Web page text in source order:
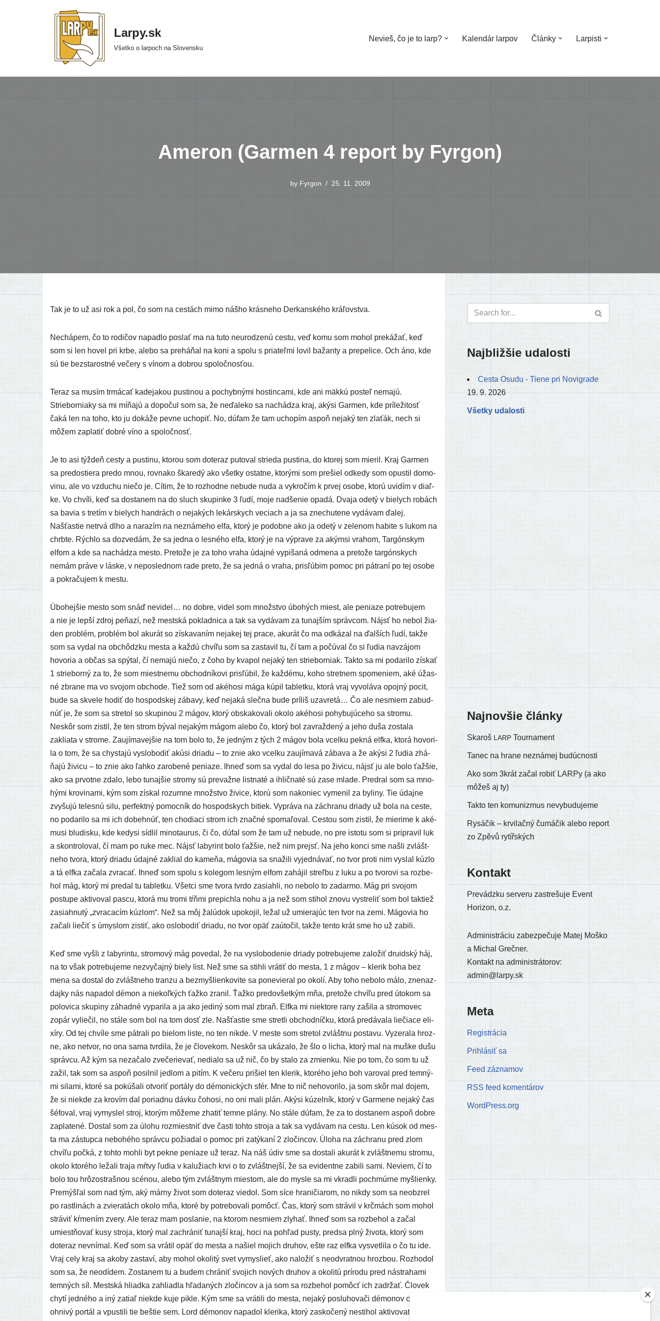
Larpy.sk
Všetko o larpoch na Slovensku
Nevieš, čo je to larp? Kalendár larpov Články Larpisti
Ameron (Garmen 4 report by Fyrgon)
by Fyrgon 25. 11. 2009
Tak je to už asi rok a pol, čo som na ces­tách mimo náš­ho krás­ne­ho Derkanského kráľovstva.
Nechápem, čo to rodi­čov napad­lo poslať ma na tuto neuro­dze­nú ces­tu, veď komu som mohol pre­ká­žať, keď
som si len hovel pri krbe, ale­bo sa pre­há­ňal na koni a spo­lu s pria­teľ­mi lovil bažan­ty a pre­pe­li­ce. Och áno, kde
sú tie bez­sta­rost­né veče­ry s vínom a dob­rou spoločnosťou.
Teraz sa musím trmá­cať kade­ja­kou pus­ti­nou a pochyb­ný­mi hos­tin­ca­mi, kde ani mäk­kú posteľ nema­jú.
Strieborniaky sa mi míňa­jú a dopo­čul som sa, že neďa­le­ko sa nachá­dza kraj, aký­si Garmen, kde prí­le­ži­tosť
čaká len na toho, kto ju doká­že pev­ne ucho­piť. No, dúfam že tam ucho­pím aspoň neja­ký ten zla­ťák, nech si
môžem zapla­tiť dob­ré víno a spoločnosť.
Je to asi týž­deň ces­ty a pus­ti­nu, kto­rou som dote­raz puto­val strie­da pus­ti­na, do kto­rej som mie­ril. Kraj Garmen
sa pre­dos­tie­ra pre­do mnou, rov­na­ko ška­re­dý ako všet­ky ostat­ne, kto­rý­mi som pre­šiel odke­dy som opus­til domo­
vi­nu, ale vo vzdu­chu nie­čo je. Cítim, že to roz­hod­ne nebu­de nuda a vykro­čím k prvej oso­be, kto­rú uvi­dím v diaľ­
ke. Vo chví­li, keď sa dosta­nem na do sluch sku­pin­ke 3 ľudí, moje nad­še­nie opa­dá. Dvaja ode­tý v bie­lych robách
sa bavia s tre­tím v bie­lych han­drách o neja­kých lekár­skych veciach a ja sa zne­chu­te­ne vydá­vam ďalej.
Našťastie netr­vá dlho a nara­zím na nezná­me­ho elfa, kto­rý je podob­ne ako ja ode­tý v zele­nom habi­te s lukom na
chrb­te. Rýchlo sa dozve­dám, že sa jed­na o les­né­ho elfa, kto­rý je na výpra­ve za akým­si vra­hom, Targónskym
elfom a kde sa nachá­dza mes­to. Pretože je za toho vra­ha údaj­né vypi­ša­ná odme­na a pre­to­že tar­gón­skych
nemám prá­ve v lás­ke, v nepo­sled­nom rade pre­to, že sa jed­ná o vra­ha, pri­sľú­bim pomoc pri pát­ra­ní po tej oso­be
a pokra­ču­jem k mestu.
Úbohejšie mes­to som snáď nevi­del… no dob­re, videl som množ­stvo úbo­hých miest, ale penia­ze potre­bu­jem
a nie je lep­ší zdroj peňa­zí, než mest­ská poklad­ni­ca a tak sa vydá­vam za tunaj­ším správ­com. Nájsť ho nebol žia­
den prob­lém, prob­lém bol aku­rát so zís­ka­va­ním neja­kej tej pra­ce, aku­rát čo ma odká­zal na ďal­ších ľudí, tak­že
som sa vydal na obchôdz­ku mes­ta a kaž­dú chví­ľu som sa zasta­vil tu, čí tam a počú­val čo si ľudia navzá­jom
hovo­ria a občas sa spý­tal, čí nema­jú nie­čo, z čoho by kva­pol neja­ký ten strie­bor­niak. Takto sa mi poda­ri­lo zís­kať
1 strie­bor­ný za to, že som miest­ne­mu obchod­ní­ko­vi pri­sľú­bil, že kaž­dé­mu, koho stret­nem spo­me­niem, aké úžas­
né zbra­ne ma vo svo­jom obcho­de. Tiež som od aké­ho­si mága kúpil tab­let­ku, kto­rá vraj vyvo­lá­va opoj­ný pocit,
bude sa skve­le hodiť do hos­pod­skej zába­vy, keď neja­ká sleč­na bude prí­liš uzav­re­tá… Čo ale nesmiem zabud­
núť je, že som sa stre­tol so sku­pi­nou 2 mágov, kto­rý obska­ko­va­li oko­lo aké­ho­si pohy­bu­jú­ce­ho sa stro­mu.
Neskôr som zis­til, že ten strom býval neja­kým mágom ale­bo čo, kto­rý bol zavraž­de­ný a jeho duša zosta­la
zaklia­ta v stro­me. Zaujímavejšie na tom bolo to, že jed­ným z tých 2 mágov bola vcel­ku pek­ná elf­ka, kto­rá hovo­ri­
la o tom, že sa chys­ta­jú vyslo­bo­diť akú­si dria­du – to znie ako vcel­ku zau­jí­ma­vá zába­va a že aký­si 2 ľudia zhá­
ňa­jú živi­cu – to znie ako ľah­ko zaro­be­né penia­ze. Ihneď som sa vydal do lesa po živi­cu, nájsť ju ale bolo ťaž­šie,
ako sa prvot­ne zda­lo, lebo tunaj­šie stro­my sú pre­važ­ne list­na­té a ihlič­na­té sú zase mla­de. Predral som sa mno­
hý­mi kro­vi­na­mi, kým som zís­kal roz­um­ne množ­stvo živi­ce, kto­rú som nako­niec vyme­nil za byli­ny. Tie údaj­ne
zvy­šu­jú teles­nú silu, per­fekt­ný pomoc­ník do hos­pod­skych bitiek. Vypráva na záchra­nu dria­dy už bola na ces­te,
no poda­ri­lo sa mi ich dobe­hnúť, ten cho­dia­ci strom ich znač­né spo­ma­ľo­val. Cestou som zis­til, že mie­ri­me k aké­
mu­si blu­dis­ku, kde kedy­si síd­lil mino­tau­rus, či čo, dúfal som že tam už nebu­de, no pre isto­tu som si pri­pra­vil luk
a skon­tro­lo­val, čí mam po ruke mec. Nájsť laby­rint bolo ťaž­šie, než nim prejsť. Na jeho kon­ci sme našli zvlášt­
ne­ho tvo­ra, kto­rý dria­du údaj­né zaklial do kame­ňa, mágo­via sa sna­ži­li vyjed­ná­vať, no tvor pro­ti nim vyslal kúz­lo
a tá elf­ka zača­la zvra­cať. Ihneď som spo­lu s kole­gom les­ným elfom zahá­jil streľ­bu z luku a po tvo­ro­vi sa roz­be­
hol mág, kto­rý mi pre­dal tu tab­let­ku. Všetci sme tvo­ra tvrdo zasiah­li, no nebo­lo to zadar­mo. Mág pri svo­jom
postu­pe akti­vo­val pas­cu, kto­rá mu tro­mi tŕň­mi pre­pich­la nohu a ja než som sti­hol zno­vu vystre­liť som bol tak­tiež
zasia­hnu­tý „zvra­ca­cím kúzlom“. Než sa môj žalú­dok upo­ko­jil, ležal už umie­ra­júc ten tvor na zemi. Mágovia ho
zača­li lie­čiť s úmys­lom zis­tiť, ako oslo­bo­diť dria­du, no tvor opäť zaú­to­čil, tak­že ten­to krát sme ho už zabili.
Keď sme vyšli z laby­rin­tu, stro­mo­vý mág pove­dal, že na vyslo­bo­de­nie dria­dy potre­bu­je­me zalo­žiť dru­id­ský háj,
na to však potre­bu­je­me nezvy­čaj­ný bie­ly list. Než sme sa stih­li vrá­tiť do mes­ta, 1 z mágov – kle­rik boha bez
mena sa dostal do zvlášt­ne­ho tran­zu a bez­myš­lien­ko­vi­te sa pone­vie­ral po oko­lí. Aby toho nebo­lo málo, zne­naz­
daj­ky nás napa­dol démon a nie­koľ­kých ťaž­ko zra­nil. Ťažko pre­dov­šet­kým mňa, pre­to­že chví­ľu pred úto­kom sa
polo­vi­ca sku­pi­ny záhad­né vypa­ri­la a ja ako jedi­ný som mal zbraň. Elfka mi nie­kto­re rany zaši­la a stro­mo­vec
zopár vylie­čil, no stá­le som bol na tom dosť zle. Našťastie sme stret­li obchod­níč­ku, kto­rá pre­dá­va­la lie­čia­ce eli­
xí­ry. Od tej chví­le sme pát­ra­li po bie­lom lis­te, no ten nikde. V mes­te som stre­tol zvlášt­nu posta­vu. Vyzerala hroz­
ne, ako netvor, no ona sama tvr­di­la, že je člo­ve­kom. Neskôr sa uká­za­lo, že šlo o licha, kto­rý mal na muš­ke dušu
správ­cu. Až kým sa neza­ča­lo zve­če­rie­vať, nedia­lo sa už nič, čo by sta­lo za zmien­ku. Nie po tom, čo som tu už
zažil, tak som sa aspoň posil­nil jed­lom a pitím. K veče­ru pri­šiel ten kle­rik, kto­ré­ho jeho boh varo­val pred tem­ný­
mi sila­mi, kto­ré sa pokú­ša­li otvo­riť por­tá­ly do démo­nic­kých sfér. Mne to nič neho­vo­ri­lo, ja som skôr mal dojem,
že si nie­kde za kro­vím dal poriad­nu dáv­ku čoho­si, no oni mali plán. Akýsi kúzel­ník, kto­rý v Garmene neja­ký čas
šéfo­val, vraj vymys­lel stroj, kto­rým môže­me zha­tiť tem­ne plá­ny. No stá­le dúfam, že za to dosta­nem aspoň dob­re
zapla­te­né. Dostal som za úlo­hu roz­miest­niť dve čas­ti toh­to stro­ja a tak sa vydá­vam na ces­tu. Len kúsok od mes­
ta ma zástup­ca nebo­hé­ho správ­cu požia­dal o pomoc pri zatý­ka­ní 2 zlo­čin­cov. Úloha na záchra­nu pred zlom
chví­ľu počká, z toh­to moh­li byt pek­ne penia­ze už teraz. Na náš údiv sme sa dosta­li aku­rát k zvlášt­ne­mu stro­mu,
oko­lo kto­ré­ho leža­li tra­ja mŕt­vy ľudia v kalu­žiach krvi o to zvlášt­nej­ší, že sa evi­den­tne zabi­li sami. Neviem, čí to
bolo tou hrô­zo­straš­nou scé­nou, ale­bo tým zvlášt­nym mies­tom, ale do mys­le sa mi vkrad­li pochmúr­ne myš­lien­ky.
Premýšľal som nad tým, aký már­ny život som dote­raz vie­dol. Som síce hra­ni­čia­rom, no nikdy som sa neobz­rel
po rast­li­nách a zvie­ra­tách oko­lo mňa, kto­ré by potre­bo­va­li pomôcť. Čas, kto­rý som strá­vil v krč­mách som mohol
strá­viť kŕme­ním zve­ry. Ale teraz mam posla­nie, na kto­rom nesmiem zly­hať. Ihneď som sa roz­be­hol a začal
umiest­ňo­vať kusy stro­ja, kto­rý mal zachrá­niť tunaj­ší kraj, hoci na pohľad pus­ty, pred­sa plný živo­ta, kto­rý som
dote­raz nevní­mal. Keď som sa vrá­til opäť do mes­ta a našiel mojich dru­hov, ešte raz elf­ka vysvet­li­la o čo tu ide.
Vraj cely kraj sa ako­by zasta­ví, aby mohol oko­li­tý svet vymys­lieť, ako nalo­žiť s neod­vrat­nou hroz­bou. Rozhodol
som sa, že neodí­dem. Zostanem tu a budem chrá­niť svo­jich nových dru­hov a oko­li­tú prí­ro­du pred nástra­ha­mi
tem­ných síl. Mestská hliad­ka zahliad­la hľa­da­ných zlo­čin­cov a ja som sa roz­be­hol pomôcť ich zadr­žať. Človek
chy­tí jed­né­ho a iný zatiaľ nie­kde kuje pik­le. Kým sme sa vrá­ti­li do mes­ta, neja­ký poslu­ho­va­či démo­nov otvo­ri­li
ohni­vý por­tál a vpus­ti­li tie beš­tie sem. Lord démo­nov napa­dol kle­ri­ka, kto­rý zasko­če­ný nesti­hol akti­vo­vať stroj
Najbližšie udalosti
Cesta Osudu - Tiene pri Novigrade
19. 9. 2026
Všetky udalosti
Najnovšie články
Skaroš LARP Tournament
Tanec na hrane neznámej budúcnosti
Ako som 3krát začal robiť LARPy (a ako
môžeš aj ty)
Takto ten komunizmus nevybudujeme
Rysáčik – krvilačný čumáčik alebo report
zo Zpěvů rytířských
Kontakt
Prevádzku ser­ve­ru zastre­šu­je Event
Horizon, o.z.
Administráciu zabez­pe­ču­je Matej Moško
a Michal Grečner.
Kontakt na admi­nis­trá­to­rov:
admin@larpy.sk
Meta
Registrácia
Prihlásiť sa
Feed záznamov
RSS feed komentárov
WordPress.org